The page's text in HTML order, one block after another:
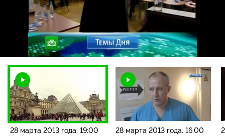
/
Загрузка:
28 марта 2013 года. 19:00 28 марта 2013 года. 16:00